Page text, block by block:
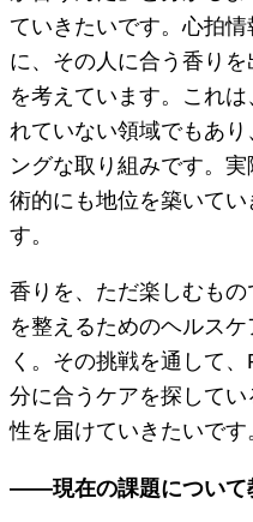
ていきたいです。心拍
に、その人に合う香り
を考えています。これ
れていない領域でもあ
ングな取り組みです。
術的にも地位を築いて
す。
香りを、ただ楽しむも
を整えるためのヘルス
く。その挑戦を通して
分に合うケアを探して
性を届けていきたいです
――現在の課題について